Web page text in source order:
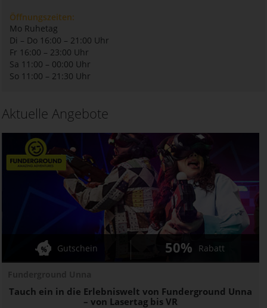
Öffnungszeiten:
Mo Ruhetag
Di – Do 16:00 – 21:00 Uhr
Fr 16:00 – 23:00 Uhr
Sa 11:00 – 00:00 Uhr
So 11:00 – 21:30 Uhr
Aktuelle Angebote
Tauch ein in die Erlebniswelt von Funderground Unna
– von Lasertag bis VR
Gutschein 50% Rabatt